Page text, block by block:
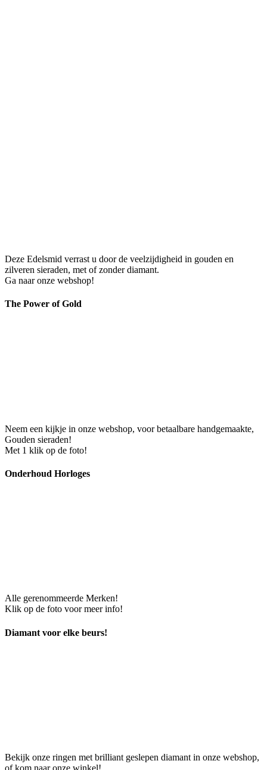
Deze Edelsmid verrast u door de veelzijdigheid in gouden en
zilveren sieraden, met of zonder diamant.
Ga naar onze webshop!
The Power of Gold
Neem een kijkje in onze webshop, voor betaalbare handgemaakte,
Gouden sieraden!
Met 1 klik op de foto!
Onderhoud Horloges
Alle gerenommeerde Merken!
Klik op de foto voor meer info!
Diamant voor elke beurs!
Bekijk onze ringen met brilliant geslepen diamant in onze webshop,
of kom naar onze winkel!